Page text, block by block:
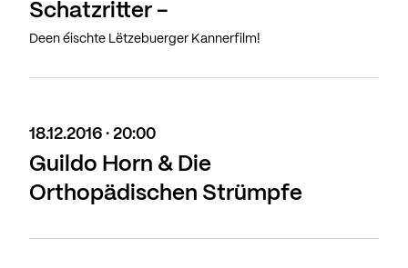
Schatzritter -
Deen éischte Lëtzebuerger Kannerfilm!
18.12.2016 · 20:00
Guildo Horn & Die
Orthopädischen Strümpfe